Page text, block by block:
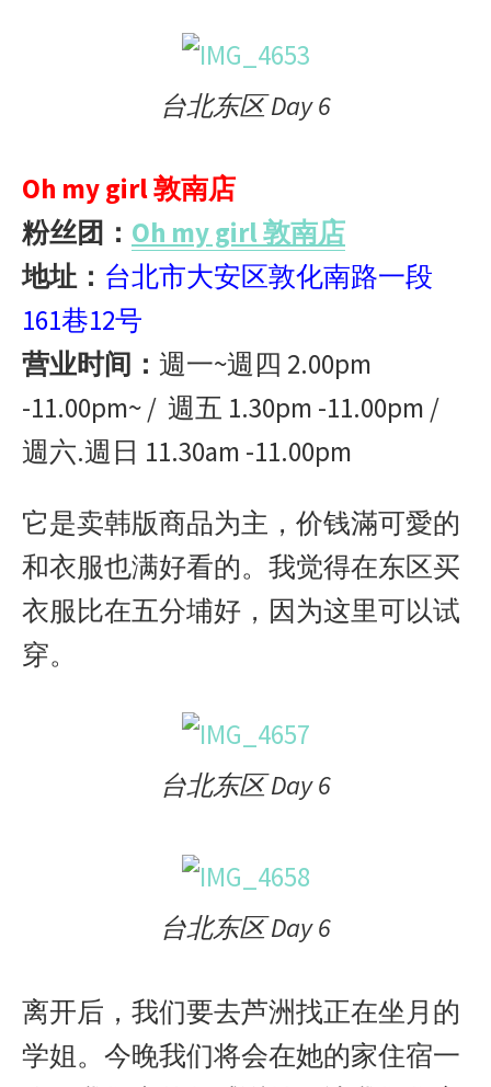
台北东区 Day 6
Oh my girl 敦南店
粉丝团： Oh my girl 敦南店
地址： 台北市大安区敦化南路一段
161巷12号
营业时间： 週一~週四 2.00pm
-11.00pm~ / 週五 1.30pm -11.00pm /
週六.週日 11.30am -11.00pm
它是卖韩版商品为主，价钱滿可愛的
和衣服也满好看的。我觉得在东区买
衣服比在五分埔好，因为这里可以试
穿。
台北东区 Day 6
台北东区 Day 6
离开后，我们要去芦洲找正在坐月的
学姐。今晚我们将会在她的家住宿一